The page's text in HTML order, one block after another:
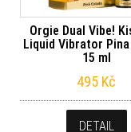
Orgie Dual Vibe!
Liquid Vibrator
15 ml
495 Kč
DETAIL